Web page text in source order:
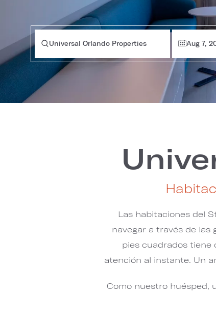
Universal Orlando Properties Aug 7,
Las habitaciones del
navegar a través de las
pies cuadrados tiene
atención al instante. Un
Como nuestro huésped,